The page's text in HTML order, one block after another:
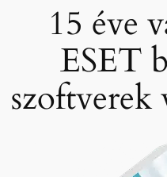
15 éve
ESET
szoftverek